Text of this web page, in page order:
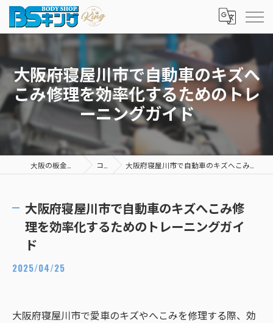
大阪府寝屋川市で自動車のキズへ
こみ修理を効率化するためのトレ
ーニングガイド
コラム 大阪府寝屋川市で自動車のキズへこみ修理を効率化するためのトレーニングガイド
大阪府寝屋川市で自動車のキズへこみ修
理を効率化するためのトレーニングガイ
ド
2025/04/25
大阪府寝屋川市で愛車のキズやへこみを修理する際、効